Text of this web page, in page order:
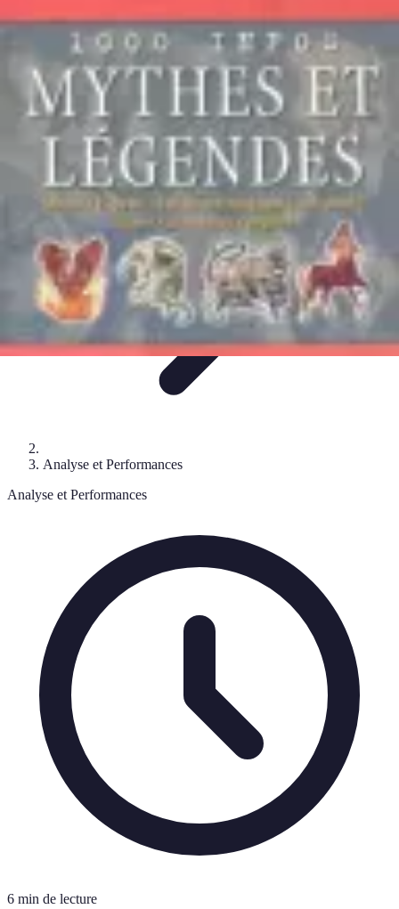
Legends F1
Histoires et RécitsLégendes et Héritage
Héritage des
Actualités Design
Legends F1
Analyse et Performances
Analyse et Performances
6 min de lecture